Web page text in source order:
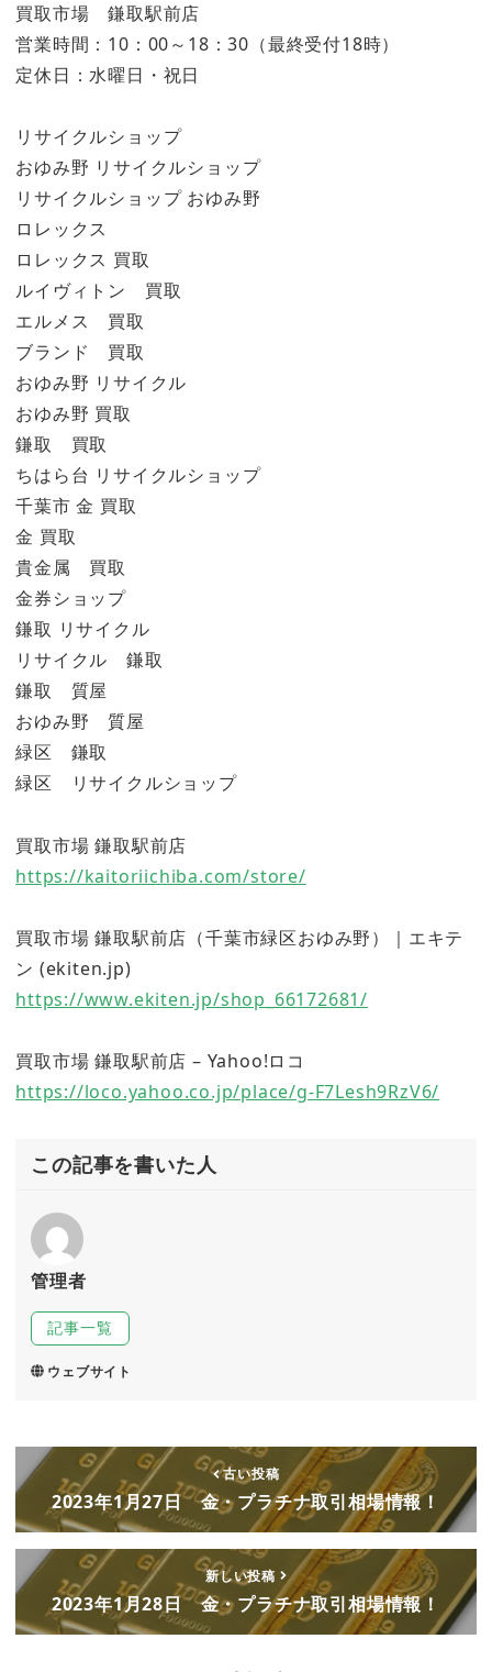
買取市場 鎌取駅前店
営業時間：10：00～18：30（最終受付18時）
定休日：水曜日・祝日
リサイクルショップ
おゆみ野 リサイクルショップ
リサイクルショップ おゆみ野
ロレックス
ロレックス 買取
ルイヴィトン 買取
エルメス 買取
ブランド 買取
おゆみ野 リサイクル
おゆみ野 買取
鎌取 買取
ちはら台 リサイクルショップ
千葉市 金 買取
金 買取
貴金属 買取
金券ショップ
鎌取 リサイクル
リサイクル 鎌取
鎌取 質屋
おゆみ野 質屋
緑区 鎌取
緑区 リサイクルショップ
買取市場 鎌取駅前店
https://kaitoriichiba.com/store/
買取市場 鎌取駅前店（千葉市緑区おゆみ野）｜エキテ
ン (ekiten.jp)
https://www.ekiten.jp/shop_66172681/
買取市場 鎌取駅前店 – Yahoo!ロコ
https://loco.yahoo.co.jp/place/g-F7Lesh9RzV6/
この記事を書いた人
管理者
記事一覧
ウェブサイト
古い投稿
2023年1月27日 金・プラチナ取引相場情報！
新しい投稿
2023年1月28日 金・プラチナ取引相場情報！